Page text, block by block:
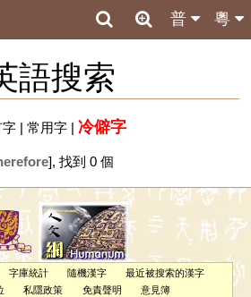
粵
普
語搜索
字| 常用字| 冷僻字
], 找到 0 個
字庫統計 隨機漢字
最近被搜索的漢字
私隱政策 免責聲明 意見簿